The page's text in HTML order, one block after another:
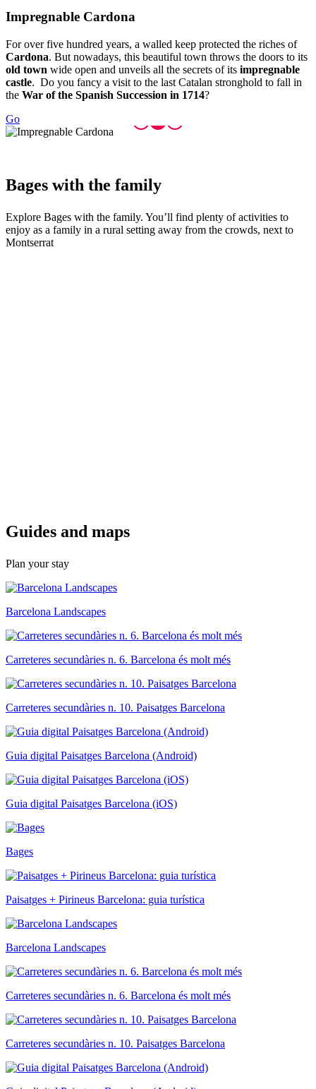
Impregnable Cardona
For over five hundred years, a walled keep protected the riches of
Cardona. But nowadays, this beautiful town throws the doors to its
old town wide open and unveils all the secrets of its impregnable
castle. Do you fancy a visit to the last Catalan stronghold to fall in
the War of the Spanish Succession in 1714?
Go
Bages with the family
Explore Bages with the family. You’ll find plenty of activities to
enjoy as a family in a rural setting away from the crowds, next to
Montserrat
Guides and maps
Plan your stay
Barcelona Landscapes
Carreteres secundàries n. 6. Barcelona és molt més
Carreteres secundàries n. 10. Paisatges Barcelona
Guia digital Paisatges Barcelona (Android)
Guia digital Paisatges Barcelona (iOS)
Bages
Paisatges + Pirineus Barcelona: guia turística
Barcelona Landscapes
Carreteres secundàries n. 6. Barcelona és molt més
Carreteres secundàries n. 10. Paisatges Barcelona